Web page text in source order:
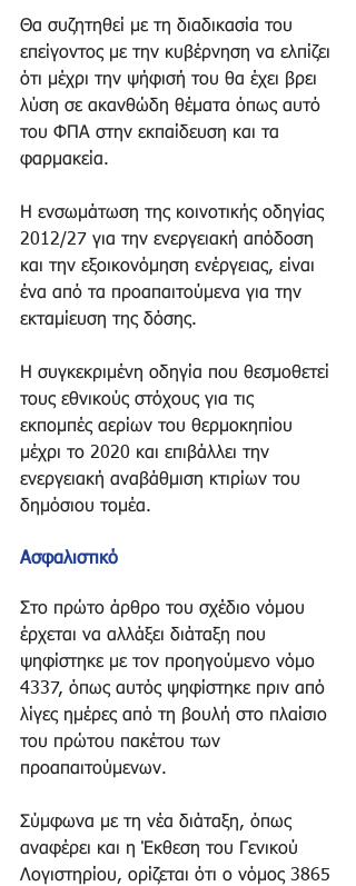
Θα συζητηθεί με τη διαδικασία του
επείγοντος με την κυβέρνηση να ελπίζει
ότι μέχρι την ψήφισή του θα έχει βρει
λύση σε ακανθώδη θέματα όπως αυτό
του ΦΠΑ στην εκπαίδευση και τα
φαρμακεία.
Η ενσωμάτωση της κοινοτικής οδηγίας
2012/27 για την ενεργειακή απόδοση
και την εξοικονόμηση ενέργειας, είναι
ένα από τα προαπαιτούμενα για την
εκταμίευση της δόσης.
Η συγκεκριμένη οδηγία που θεσμοθετεί
τους εθνικούς στόχους για τις
εκπομπές αερίων του θερμοκηπίου
μέχρι το 2020 και επιβάλλει την
ενεργειακή αναβάθμιση κτιρίων του
δημόσιου τομέα.
Aσφαλιστικό
Στο πρώτο άρθρο του σχέδιο νόμου
έρχεται να αλλάξει διάταξη που
ψηφίστηκε με τον προηγούμενο νόμο
4337, όπως αυτός ψηφίστηκε πριν από
λίγες ημέρες από τη βουλή στο πλαίσιο
του πρώτου πακέτου των
προαπαιτούμενων.
Σύμφωνα με τη νέα διάταξη, όπως
αναφέρει και η Έκθεση του Γενικού
Λογιστηρίου, ορίζεται ότι ο νόμος 3865